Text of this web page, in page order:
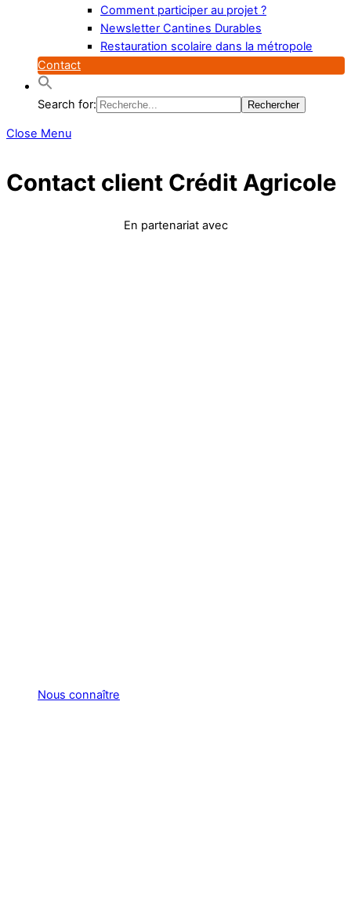
Comment participer au projet ?
Newsletter Cantines Durables
Restauration scolaire dans la métropole
Contact
Search for:
Close Menu
Contact client Crédit Agricole
En partenariat avec
Nous connaître